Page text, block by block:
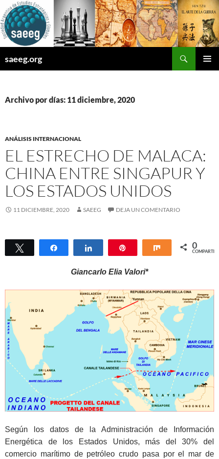
Saltar
al
contenido
saeeg.org
Archivo por días: 11 diciembre, 2020
ANÁLISIS INTERNACIONAL
EL ESTRECHO DE MALACA:
CHINA ENTRE SINGAPUR Y
LOS ESTADOS UNIDOS
11 DICIEMBRE, 2020 SAEEG DEJA UN COMENTARIO
Twittear Compartir Compartir Compartir
0
COMPARTIR
Giancarlo Elia Valori*
Según los datos de la Administración de Información
Energética de los Estados Unidos, más del 30% del
comercio marítimo de petróleo crudo pasa por el mar de